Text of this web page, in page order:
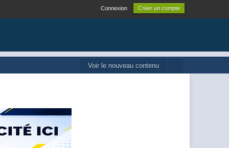
Connexion Créer un compte
Voir le nouveau contenu